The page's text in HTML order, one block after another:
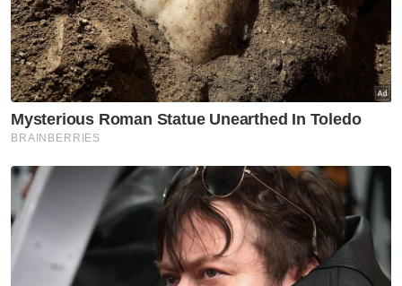
mewakili keluarga mendiang.
hari!